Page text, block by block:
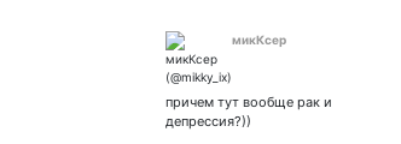
микКсер
причем тут вообще рак и
депрессия?))